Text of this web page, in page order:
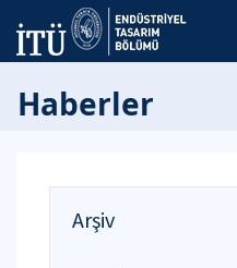
Haberler
Arşiv